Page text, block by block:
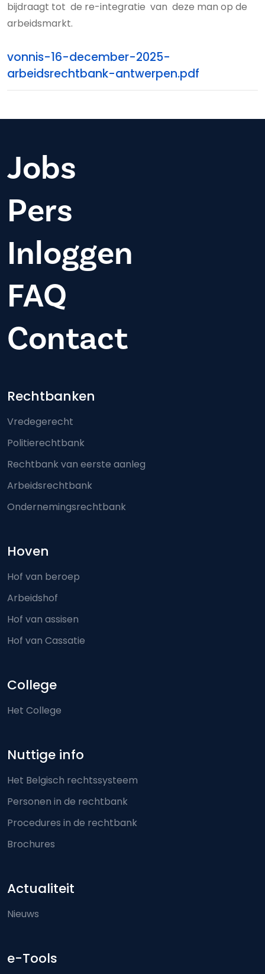
bijdraagt tot de re-integratie van deze man op de
arbeidsmarkt.
vonnis-16-december-2025-
arbeidsrechtbank-antwerpen.pdf
Jobs
Pers
Inloggen
FAQ
Contact
Footer-menu
Rechtbanken
Vredegerecht
Politierechtbank
Rechtbank van eerste aanleg
Arbeidsrechtbank
Ondernemingsrechtbank
Hoven
Hof van beroep
Arbeidshof
Hof van assisen
Hof van Cassatie
College
Het College
Nuttige info
Het Belgisch rechtssysteem
Personen in de rechtbank
Procedures in de rechtbank
Brochures
Actualiteit
Nieuws
e-Tools